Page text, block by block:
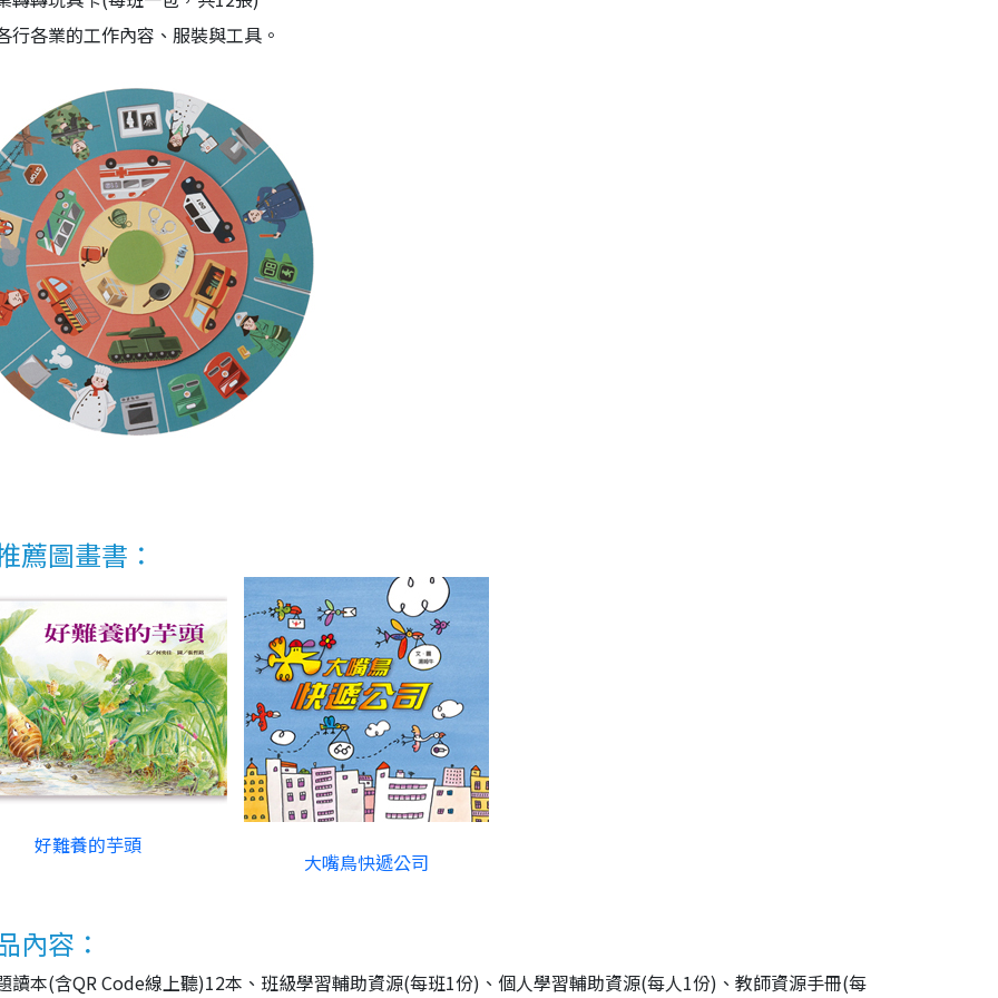
行各業的工作內容、服裝與工具。
薦圖畫書：
好難養的芋頭
大嘴鳥快遞公司
內容：
讀本(含QR Code線上聽)12本、班級學習輔助資源(每班1份)、個人學習輔助資源(每人1份)、教師資源手冊(每